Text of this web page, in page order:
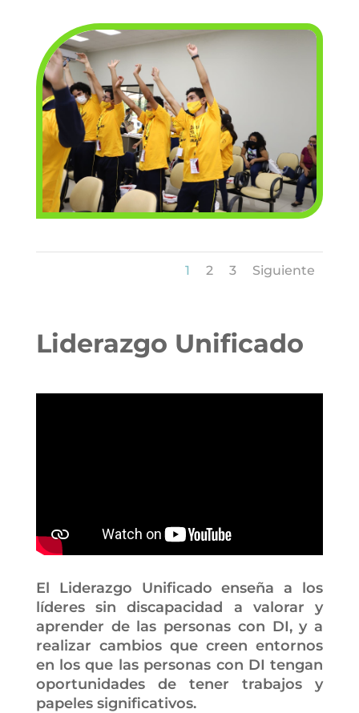
1 2 3 Siguiente
Liderazgo Unificado
El Liderazgo Unificado enseña a los
líderes sin discapacidad a valorar y
aprender de las personas con DI, y a
realizar cambios que creen entornos
en los que las personas con DI tengan
oportunidades de tener trabajos y
papeles significativos.